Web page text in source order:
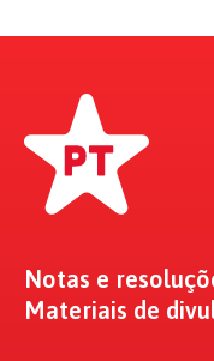
Notas e
Materiais de